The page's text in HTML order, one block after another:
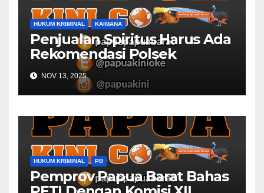
HUKUM KRIMINAL KAIMANA
Penjualan Spiritus Harus Ada
Rekomendasi Polsek
Kaimana
NOV 13, 2025
HUKUM KRIMINAL PB
Pemprov Papua Barat Bahas